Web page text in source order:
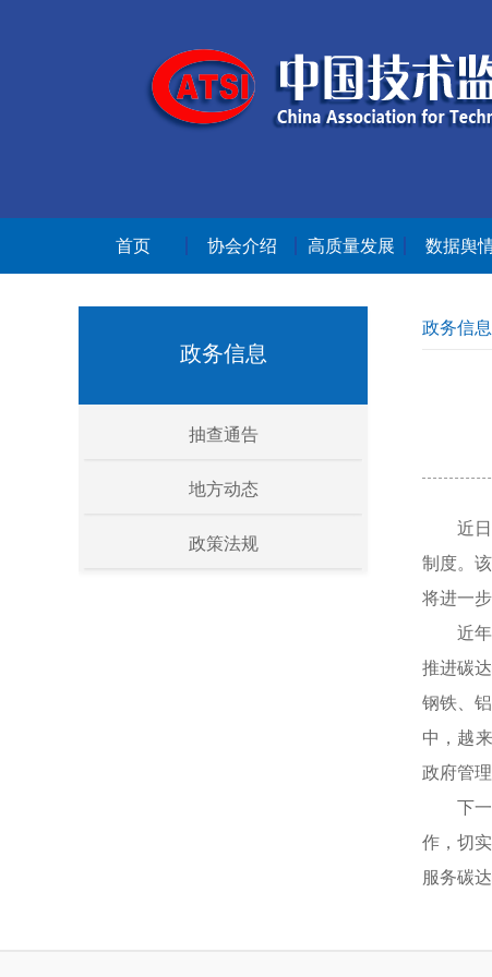
首页 协会介绍 高质量发展 数据舆
政务信息
抽查通告
地方动态
政策法规
政务信息
近
制度。
将进一
近
推进碳
钢铁、
中，越
政府管
下
作，切
服务碳